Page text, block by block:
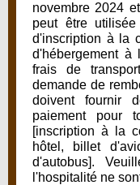
novembre 2024
peut être
d'inscription à la
d'hébergement
frais de
demande de
doivent fournir
paiement pour
[inscription à la
hôtel, billet
d'autobus].
l'hospitalité ne